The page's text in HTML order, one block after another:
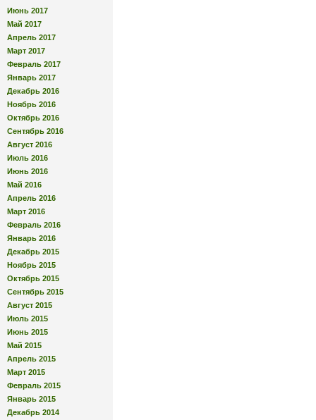
Июнь 2017
Май 2017
Апрель 2017
Март 2017
Февраль 2017
Январь 2017
Декабрь 2016
Ноябрь 2016
Октябрь 2016
Сентябрь 2016
Август 2016
Июль 2016
Июнь 2016
Май 2016
Апрель 2016
Март 2016
Февраль 2016
Январь 2016
Декабрь 2015
Ноябрь 2015
Октябрь 2015
Сентябрь 2015
Август 2015
Июль 2015
Июнь 2015
Май 2015
Апрель 2015
Март 2015
Февраль 2015
Январь 2015
Декабрь 2014